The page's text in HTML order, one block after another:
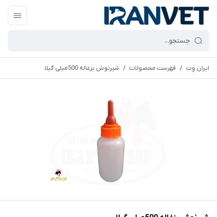
ایران وِت / فهرست محصولات / شیرنوش بزغاله 500میلی گیلا